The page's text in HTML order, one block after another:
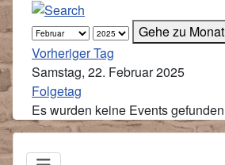
Gehe zu Monat
Vorheriger Tag
Samstag, 22. Februar 2025
Folgetag
Es wurden keine Events gefunden